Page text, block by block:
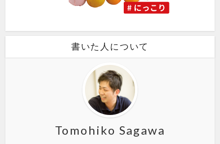
書いた人について
Tomohiko Sagawa